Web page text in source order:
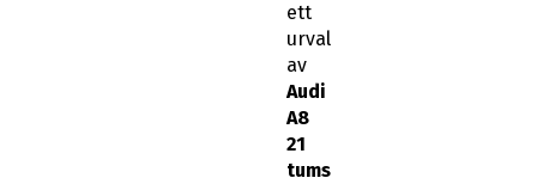
ett
urval
av
Audi
A8
21
tums